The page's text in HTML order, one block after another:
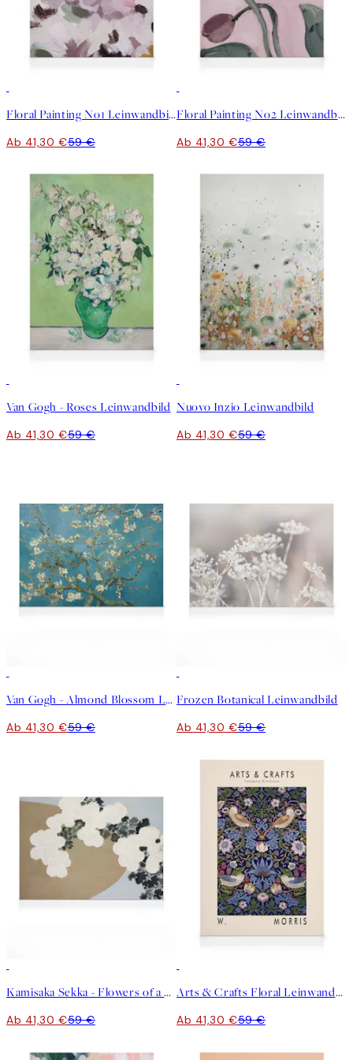
Floral Painting No1 Leinwandbild
Ab 41,30 €59 €
Floral Painting No2 Leinwandbild
Ab 41,30 €59 €
Van Gogh - Roses Leinwandbild
Ab 41,30 €59 €
Nuovo Inzio Leinwandbild
Ab 41,30 €59 €
Van Gogh - Almond Blossom Leinwandbild
Ab 41,30 €59 €
Frozen Botanical Leinwandbild
Ab 41,30 €59 €
Kamisaka Sekka - Flowers of a Hundred Worlds Leinwandbild
Ab 41,30 €59 €
Arts & Crafts Floral Leinwandbild
Ab 41,30 €59 €